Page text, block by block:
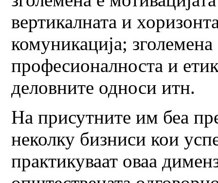
вертикалната и
комуникација; зголемена
професионалноста и
деловните односи итн.
На присутните им беа
неколку бизниси кои
практикуваат оваа